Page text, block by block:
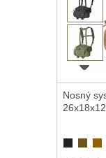
Nosný